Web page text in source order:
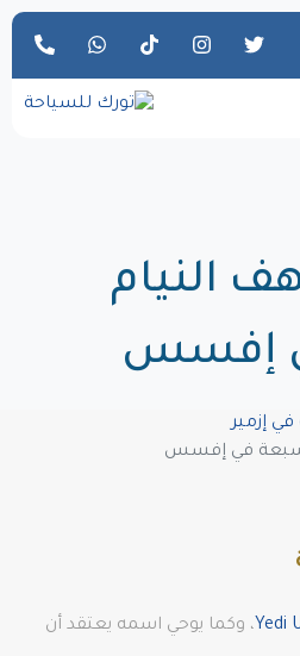
النيام
إفسس
إزمير
في إفسس
Yedi، وكما يوحي اسمه يعتقد أن